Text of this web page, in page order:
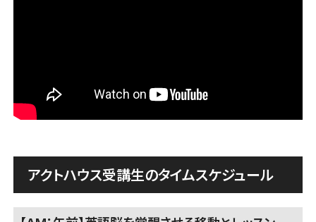
アクトハウス受講生のタイムスケジュール